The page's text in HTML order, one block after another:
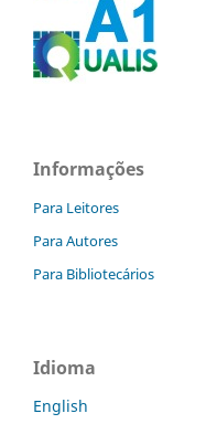
Informações
Para Leitores
Para Autores
Para Bibliotecários
Idioma
English